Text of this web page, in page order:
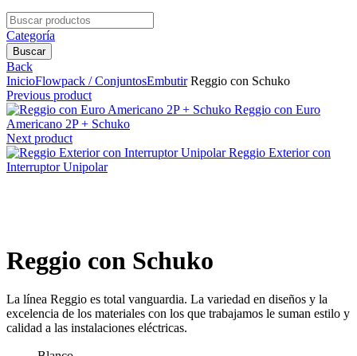
Search
for:
Categoría
Buscar
Back
InicioFlowpack / ConjuntosEmbutirReggio con Schuko
Previous product
Reggio con Euro
Americano 2P + Schuko
Next product
Reggio Exterior con
Interruptor Unipolar
Reggio con Schuko
La línea Reggio es total vanguardia. La variedad en diseños y la
excelencia de los materiales con los que trabajamos le suman estilo y
calidad a las instalaciones eléctricas.